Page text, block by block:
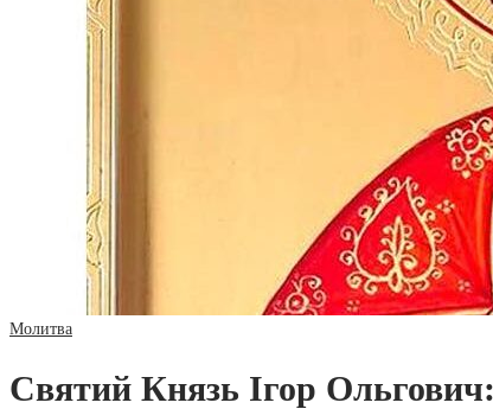
Молитва
Святий Князь Ігор